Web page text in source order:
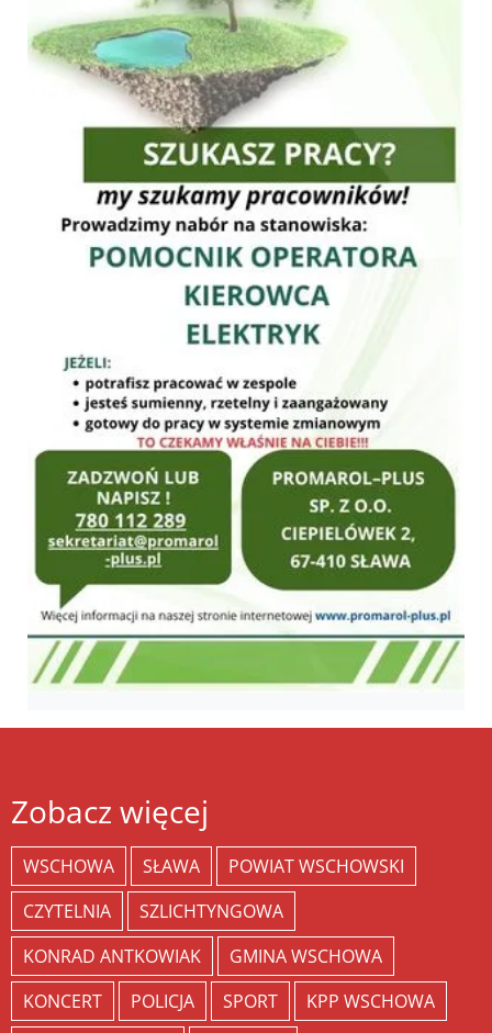
Zobacz więcej
WSCHOWA SŁAWA
POWIAT WSCHOWSKI
CZYTELNIA
SZLICHTYNGOWA
KONRAD ANTKOWIAK
GMINA WSCHOWA
KONCERT
POLICJA SPORT
KPP WSCHOWA